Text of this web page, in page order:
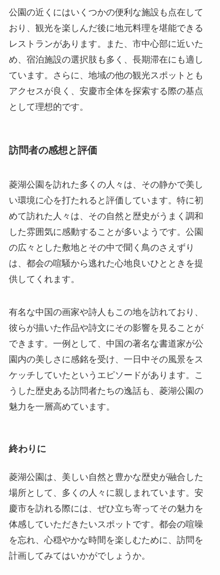
公園の近くにはいくつかの便利な施設も点在して
おり、観光を楽しんだ後に地元料理を堪能できる
レストランがあります。また、市中心部に近いた
め、宿泊施設の選択肢も多く、長期滞在にも適し
ています。さらに、地域の他の観光スポットとも
アクセスが良く、安慶市全体を探索する際の基点
として理想的です。
訪問者の感想と評価
菱湖公園を訪れた多くの人々は、その静かで美し
い環境に心を打たれると評価しています。特に初
めて訪れた人々は、その自然と歴史がうまく調和
した雰囲気に感動することが多いようです。公園
の広々とした敷地とその中で聞く鳥のさえずり
は、都会の喧騒から逃れた心地良いひとときを提
供してくれます。
有名な中国の画家や詩人もこの地を訪れており、
彼らが描いた作品や詩文にその影響を見ることが
できます。一例として、中国の著名な書道家が公
園内の美しさに感銘を受け、一日中その風景をス
ケッチしていたというエピソードがあります。こ
うした歴史ある訪問者たちの逸話も、菱湖公園の
魅力を一層高めています。
終わりに
菱湖公園は、美しい自然と豊かな歴史が融合した
場所として、多くの人々に親しまれています。安
慶市を訪れる際には、ぜひ立ち寄ってその魅力を
体感していただきたいスポットです。都会の喧噪
を忘れ、心穏やかな時間を楽しむために、訪問を
計画してみてはいかがでしょうか。